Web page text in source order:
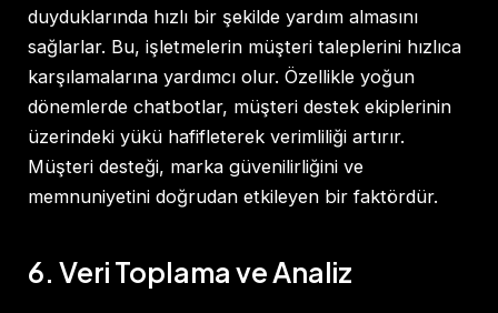
duyduklarında hızlı bir şekilde yardım almasını
sağlarlar. Bu, işletmelerin müşteri taleplerini hızlıca
karşılamalarına yardımcı olur. Özellikle yoğun
dönemlerde chatbotlar, müşteri destek ekiplerinin
üzerindeki yükü hafifleterek verimliliği artırır.
Müşteri desteği, marka güvenilirliğini ve
memnuniyetini doğrudan etkileyen bir faktördür.
6. Veri Toplama ve Analiz